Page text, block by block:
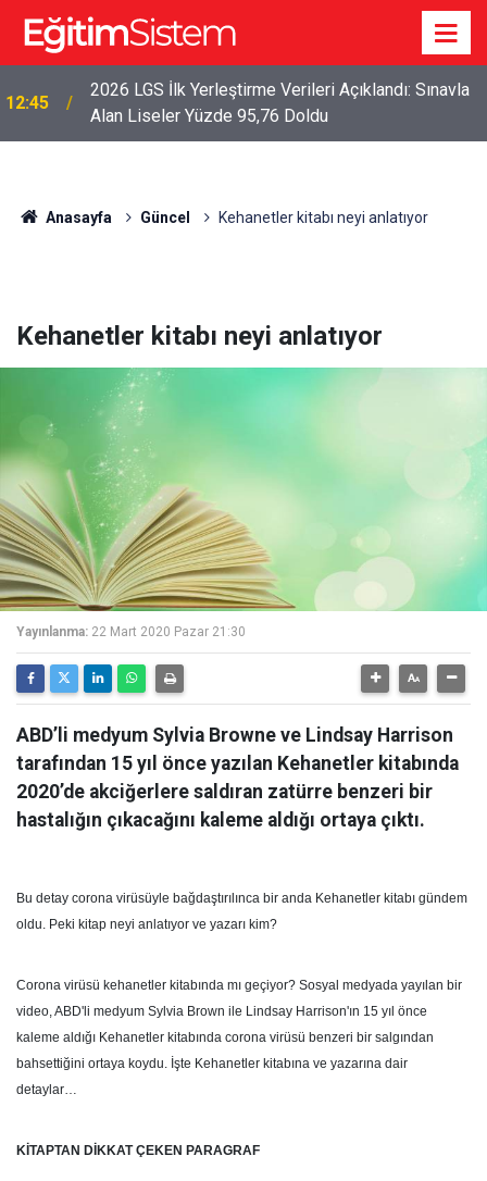
12:45
2026 LGS İlk Yerleştirme Verileri Açıklandı: Sınavla
Alan Liseler Yüzde 95,76 Doldu
Anasayfa Güncel Kehanetler kitabı neyi anlatıyor
Kehanetler kitabı neyi anlatıyor
Yayınlanma: 22 Mart 2020 Pazar 21:30
ABD’li medyum Sylvia Browne ve Lindsay Harrison
tarafından 15 yıl önce yazılan Kehanetler kitabında
2020’de akciğerlere saldıran zatürre benzeri bir
hastalığın çıkacağını kaleme aldığı ortaya çıktı.
Bu detay corona virüsüyle bağdaştırılınca bir anda Kehanetler kitabı gündem
oldu. Peki kitap neyi anlatıyor ve yazarı kim?
Corona virüsü kehanetler kitabında mı geçiyor? Sosyal medyada yayılan bir
video, ABD'li medyum Sylvia Brown ile Lindsay Harrison'ın 15 yıl önce
kaleme aldığı Kehanetler kitabında corona virüsü benzeri bir salgından
bahsettiğini ortaya koydu. İşte Kehanetler kitabına ve yazarına dair
detaylar…
KİTAPTAN DİKKAT ÇEKEN PARAGRAF